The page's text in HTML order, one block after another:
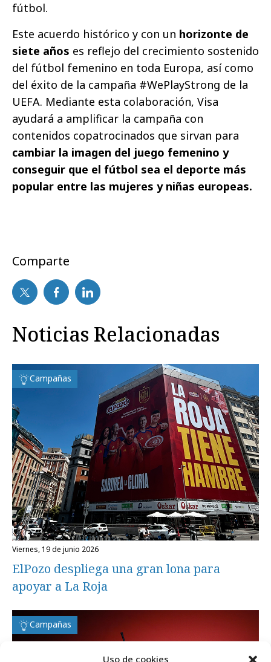
Uso de cookies
fútbol.
Este acuerdo histórico y con un horizonte de
siete años es reflejo del crecimiento sostenido
del fútbol femenino en toda Europa, así como
del éxito de la campaña #WePlayStrong de la
UEFA. Mediante esta colaboración, Visa
ayudará a amplificar la campaña con
contenidos copatrocinados que sirvan para
cambiar la imagen del juego femenino y
conseguir que el fútbol sea el deporte más
popular entre las mujeres y niñas europeas.
Comparte
Noticias Relacionadas
Campañas
viernes, 19 de junio 2026
ElPozo despliega una gran lona para
apoyar a La Roja
Campañas